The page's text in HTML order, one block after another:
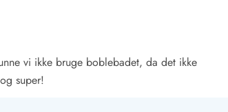
vi ikke bruge boblebadet, da det ikke
super!